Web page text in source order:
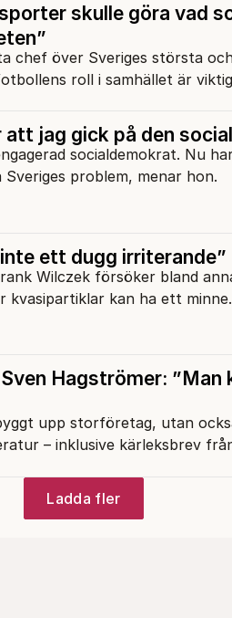
skulle göra vad
chef över Sveriges största
roll i samhället är
att jag gick på den
socialdemokrat. Nu
problem, menar hon.
ett dugg irriterande”
Wilczek försöker bland
kvasipartiklar kan ha ett minne.
Sven Hagströmer:
upp storföretag, utan
– inklusive kärleksbrev
Ladda fler